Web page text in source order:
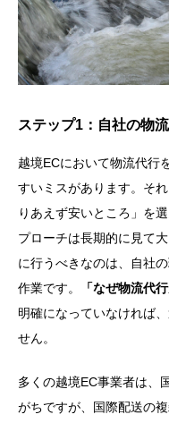
ステップ1：自社の物
越境ECにおいて物流代行
すいミスがあります。そ
りあえず安いところ」を
プローチは長期的に見て
に行うべきなのは、自社
作業です。
「なぜ物流代
明確になっていなければ
せん。
多くの越境EC事業者は、
がちですが、国際配送の